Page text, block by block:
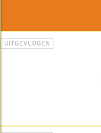
UITGEVLOGEN